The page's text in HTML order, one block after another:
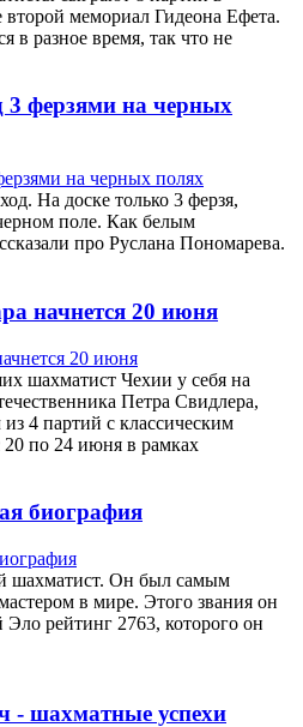
мемориал Гидеона Ефета.
в разное время, так что не
3 ферзями на черных
На доске только 3 ферзя,
поле. Как белым
про Руслана Пономарева.
начнется 20 июня
шахматист Чехии у себя на
Петра Свидлера,
4 партий с классическим
по 24 июня в рамках
биография
шахматист. Он был самым
в мире. Этого звания он
рейтинг 2763, которого он
- шахматные успехи